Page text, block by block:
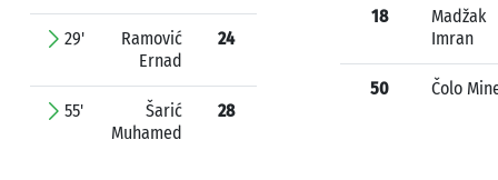
29'
Ramović
Ernad
24
55'
Šarić
Muhamed
28
18
Madžak
Imran
50 Čolo